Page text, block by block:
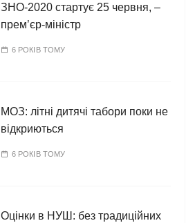
ЗНО-2020 стартує 25 червня, –
прем’єр-міністр
6 РОКІВ ТОМУ
МОЗ: літні дитячі табори поки не
відкриються
6 РОКІВ ТОМУ
Оцінки в НУШ: без традиційних